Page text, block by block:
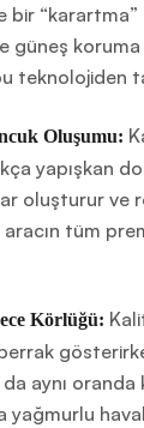
bir
güneş
teknolojiden
Oluşumu:
yapışkan
oluşturur ve
tüm
Körlüğü:
berrak
da aynı
yağmurlu